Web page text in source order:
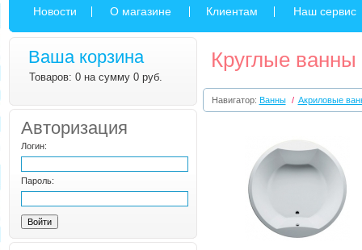
Новости О магазине Клиентам Наш сервис
Ваша корзина
Товаров: 0 на сумму 0 руб.
Авторизация
Логин:
Пароль:
Круглые ванны
Навигатор: Ванны / Акриловые